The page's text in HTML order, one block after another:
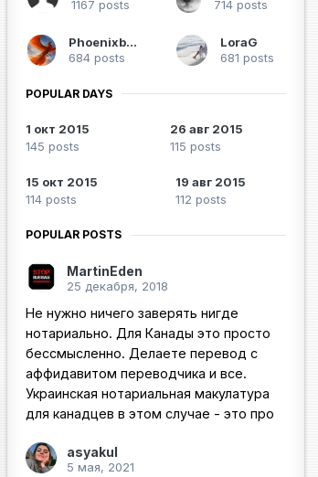
1167 posts
714 posts
Phoenixbird
684 posts
LoraG
681 posts
POPULAR DAYS
1 окт 2015
145 posts
26 авг 2015
115 posts
15 окт 2015
114 posts
19 авг 2015
112 posts
POPULAR POSTS
MartinEden
25 декабря, 2018
Не нужно ничего заверять нигде
нотариально. Для Канады это просто
бессмысленно. Делаете перевод с
аффидавитом переводчика и все.
Украинская нотариальная макулатура
для канадцев в этом случае - это про
asyakul
5 мая, 2021